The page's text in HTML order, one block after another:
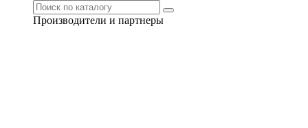
Производители и партнеры